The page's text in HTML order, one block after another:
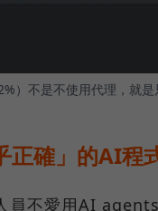
）不是不使用代理，就是
正確」的AI程
員不愛用AI